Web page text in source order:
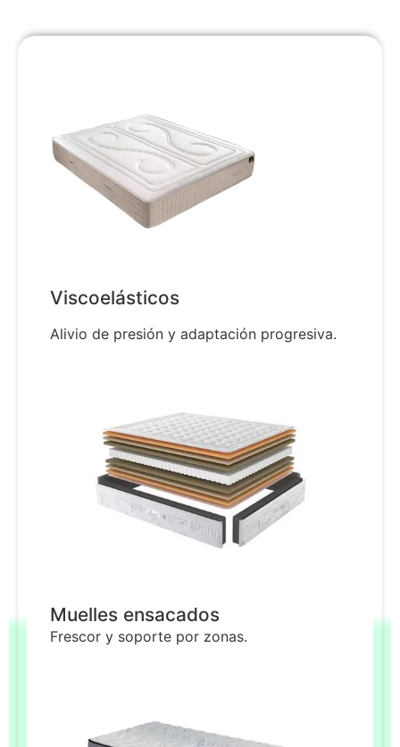
Viscoelásticos
Alivio de presión y adaptación progresiva.
Muelles ensacados
Frescor y soporte por zonas.